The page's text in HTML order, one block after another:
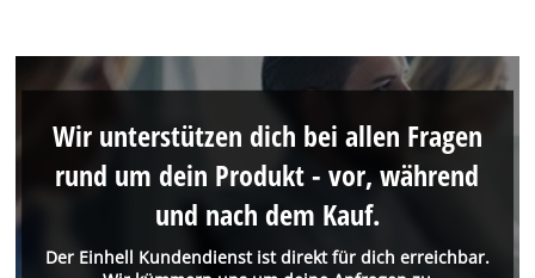
Der Einhell Kundendienst ist direkt für dich erreichbar.
Wir unterstützen dich bei allen Fragen
rund um dein Produkt - vor, während
und nach dem Kauf.